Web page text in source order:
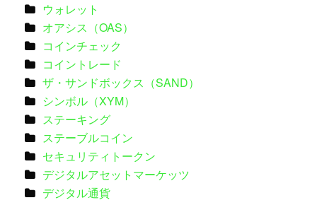
ウォレット
オアシス（OAS）
コインチェック
コイントレード
ザ・サンドボックス（SAND）
シンボル（XYM）
ステーキング
ステーブルコイン
セキュリティトークン
デジタルアセットマーケッツ
デジタル通貨